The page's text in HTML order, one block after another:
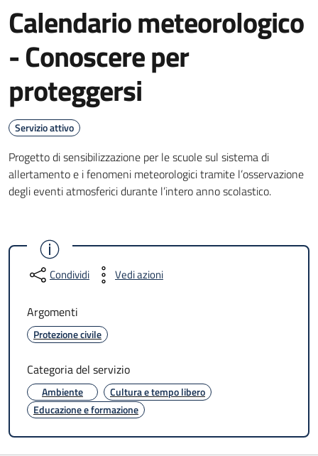
Calendario meteorologico
- Conoscere per
proteggersi
Servizio attivo
Progetto di sensibilizzazione per le scuole sul sistema di
allertamento e i fenomeni meteorologici tramite l’osservazione
degli eventi atmosferici durante l’intero anno scolastico.
Condividi Vedi azioni
Argomenti
Protezione civile
Categoria del servizio
Ambiente
Cultura e tempo libero
Educazione e formazione